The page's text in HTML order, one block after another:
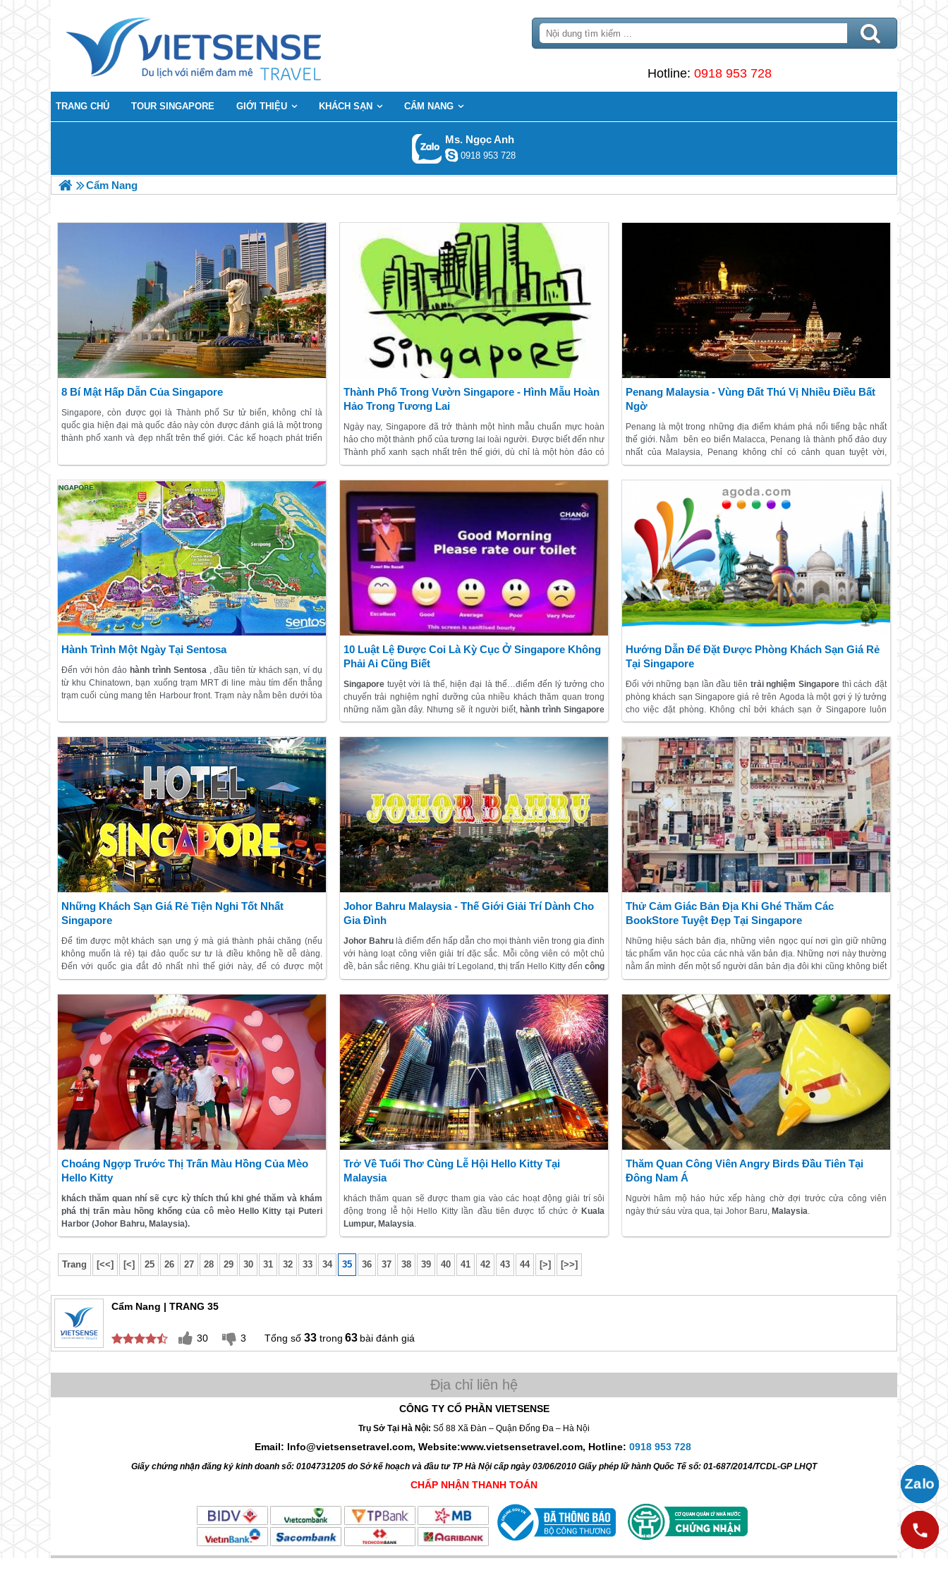
Hotline: 0918 953 728
TRANG CHỦ TOUR SINGAPORE GIỚI THIỆU KHÁCH SẠN CẨM NANG
Ms. Ngọc Anh
0918 953 728
Cẩm Nang
8 Bí Mật Hấp Dẫn Của Singapore
Singapore, còn được gọi là Thành phố Sư tử biển, không chỉ là
quốc gia hiện đại mà quốc đảo này còn được đánh giá là một trong
thành phố xanh và đẹp nhất trên thế giới. Các kế hoạch phát triển
1960, do chính sách mở rộng quảng bá bởi cố Thủ tướng Lee Kuan
và sạch đẹp, thiên nhiên ở khắp mọi nơi.
Thành Phố Trong Vườn Singapore - Hình Mẫu Hoàn
Hảo Trong Tương Lai
Ngày nay, Singapore đã trở thành một hình mẫu chuẩn mực hoàn
hảo cho một thành phố của tương lai loài người. Được biết đến như
Thành phố xanh sạch nhất trên thế giới, dù chỉ là một hòn đảo có
diện tích nhỏ nhưng quốc đảo này khiến cho cả thế giới phải
nghiêng mình ngưỡng mộ với những gì đã đạt được. “Tầm nhìn
xanh” – là một kế hoạch lớn đã được triển khai và làm thay đổi hoàn
Penang Malaysia - Vùng Đất Thú Vị Nhiều Điều Bất
Ngờ
Penang là một trong những địa điểm khám phá nổi tiếng bậc nhất
thế giới. Nằm bên eo biển Malacca, Penang là thành phố đảo duy
nhất của Malaysia, Penang không chỉ có cảnh quan tuyệt vời,
những địa điểm thăm quan hấp dẫn , những món ăn ngon không
thể chối từ,…Penang còn cuốn hút Lữ khách bởi nét văn hóa,
phong tục – tập quán truyền thống đặc sắc. Những
Kinh Nghiệm
Khám Phá Penang, Malaysiagiá rẻ, tự túc và vui vẻ sau đây sẽ
giúp bạn có sự chuẩn bị tốt nhất trước khi khám phá Penang tươi
đẹp.
Hành Trình Một Ngày Tại Sentosa
Đến với hòn đảohành trình Sentosa
, đầu tiên từ khách sạn, ví dụ
từ khu Chinatown, bạn xuống trạm MRT đi line màu tím đến thẳng
trạm cuối cùng mang tên Harbour front. Trạm này nằm bên dưới tòa
là 1 trung tâm mua sắm lớn nên bạn cứ tha hồ tung tăng đi dạo,
10 Luật Lệ Được Coi Là Kỳ Cục Ở Singapore Không
Phải Ai Cũng Biết
Singaporetuyệt vời là thế, hiện đại là thế…điểm đến lý tưởng cho
chuyến trải nghiệm nghỉ dưỡng của nhiều khách thăm quan trong
những năm gần đây. Nhưng sẽ ít người biết,hành trình Singapore
cũng có những luật lệ kì lạ đến "bá đạo" như này:
Hướng Dẫn Để Đặt Được Phòng Khách Sạn Giá Rẻ
Tại Singapore
Đối với những bạn lần đầu tiên trải nghiệm Singapore thì cách đặt
phòng khách sạn Singapore giá rẻ trên Agoda là một gợi ý lý tưởng
cho việc đặt phòng. Không chỉ bởi khách sạn ở Singapore luôn
thuộc hàng đắt đỏ nhất thế giới với vô số tiện nghi hiện đại. Vì vậy,
nếu bạn là một dân không quá rủng rỉnh về tiền bạc thì đây quả là
một vấn đề đau đầu.
Những Khách Sạn Giá Rẻ Tiện Nghi Tốt Nhất
Singapore
Để tìm được một khách sạn ưng ý mà giá thành phải chăng (nếu
không muốn là rẻ) tại đảo quốc sư tư là điều không hề dễ dàng.
Đến với quốc gia đắt đỏ nhất nhì thế giới này, để có được một
chuyến ấn tượng nhất, tuyệt vời nhất mà tiết kiệm nhất, bạn nên tìm
cho mình một điểm đến nghỉ ngơi thật ưng ý.
Johor Bahru Malaysia - Thế Giới Giải Trí Dành Cho
Gia Đình
Johor Bahrulà điểm đến hấp dẫn cho mọi thành viên trong gia đình
với hàng loạt công viên giải trí đặc sắc. Mỗi công viên có một chủ
đề, bản sắc riêng. Khu giải trí Legoland,thị trấn Hello Kitty đếncông
viên Angry Birdhay khu giải trí The Little Big Club… đều có thể là
những trải nghiệm đáng nhớ với các thiên thần nhỏ và những người
lớn muốn được trở về thế giới hồn nhiên của tuổi thơ.
Thử Cảm Giác Bản Địa Khi Ghé Thăm Các
BookStore Tuyệt Đẹp Tại Singapore
Những hiệu sách bản địa, những viên ngọc quí nơi gìn giữ những
tác phẩm văn học của các nhà văn bản địa. Những nơi này thường
nằm ẩn mình đến một số người dân bản địa đôi khi cũng không biết
đến. Hãy dành cho mình một chút lắng động tại những cửa hàng
sách độc đáo này nhé!
Choáng Ngợp Trước Thị Trấn Màu Hồng Của Mèo
Hello Kitty
khách thăm quan nhí sẽ cực kỳ thích thú khi ghé thăm và khám
phá thị trấn màu hồng khổng của cô mèo Hello Kitty tại Puteri
Harbor (Johor Bahru, Malaysia).
Trở Về Tuổi Thơ Cùng Lễ Hội Hello Kitty Tại
Malaysia
khách thăm quan sẽ được tham gia vào các hoạt động giải trí sôi
động trong lễ hội Hello Kitty lần đầu tiên được tổ chức ở Kuala
Lumpur, Malaysia.
Năm 2015 được chọn là "Năm của các lễ hội", chính vì vậy, khắp
hội nối tiếp nhau với mục đích đưa nơi đây trở thành điểm khám
phá hàng đầu.
Thăm Quan Công Viên Angry Birds Đầu Tiên Tại
Đông Nam Á
Người hâm mộ háo hức xếp hàng chờ đợi trước cửa công viên
ngày thứ sáu vừa qua, tại Johor Baru, Malaysia.
Trang [<<] [<] 25 26 27 28 29 30 31 32 33 34 35 36 37 38 39 40 41 42 43 44 [>] [>>]
Cẩm Nang | TRANG 35
30 3 33 63 bài đánh giá
CÔNG TY CỔ PHẦN VIETSENSE
Trụ Sở Tại Hà Nội: Số 88 Xã Đàn – Quận Đống Đa – Hà Nội
Email: Info@vietsensetravel.com, Website:www.vietsensetravel.com, Hotline: 0918 953 728
Giấy chứng nhận đăng ký kinh doanh số: 0104731205 do Sở kế hoạch và đầu tư TP Hà Nội cấp ngày 03/06/2010 Giấy phép lữ hành Quốc Tế số: 01-687/2014/TCDL-GP LHQT
CHẤP NHẬN THANH TOÁN